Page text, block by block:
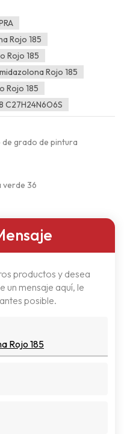
Rojo 185
Rojo 185
Rojo 185
Rojo 185
C27H24N6O6S
grado de pintura
verde 36
productos y desea
un mensaje aquí, le
posible.
Rojo 185